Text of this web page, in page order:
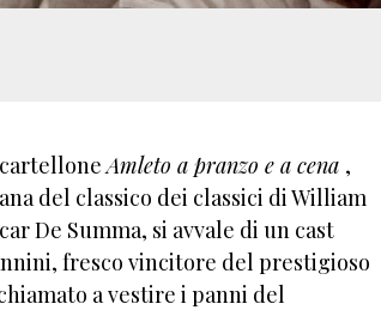
cartelloneAmleto a pranzo e a cena ,
del classico dei classici di William
De Summa, si avvale di un cast
fresco vincitore del prestigioso
a vestire i panni del